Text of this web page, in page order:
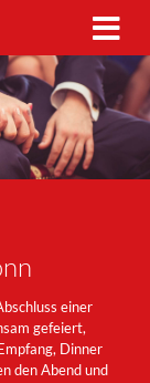
einer
gefeiert,
Dinner
den Abend und